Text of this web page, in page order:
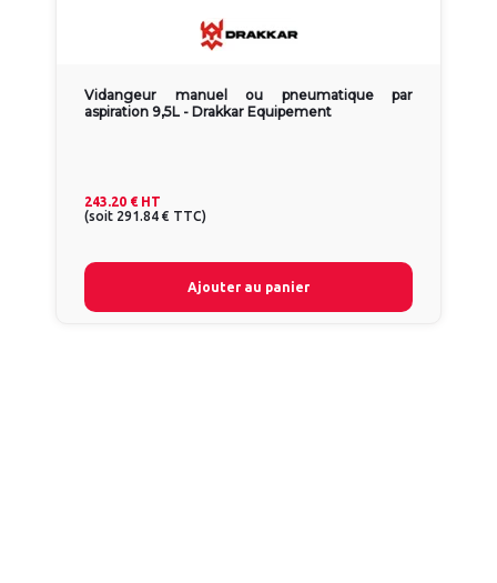
Vidangeur manuel ou pneumatique par
aspiration 9,5L - Drakkar Equipement
243.20 € HT
(soit 291.84 € TTC)
Ajouter au panier